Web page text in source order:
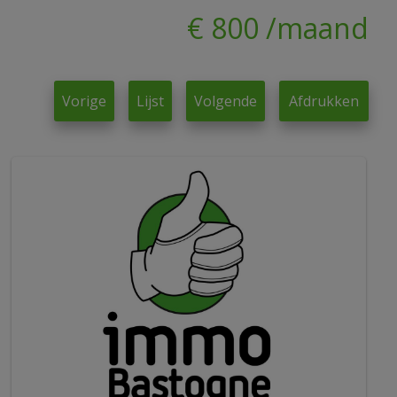
€ 800 /maand
Vorige Lijst Volgende Afdrukken